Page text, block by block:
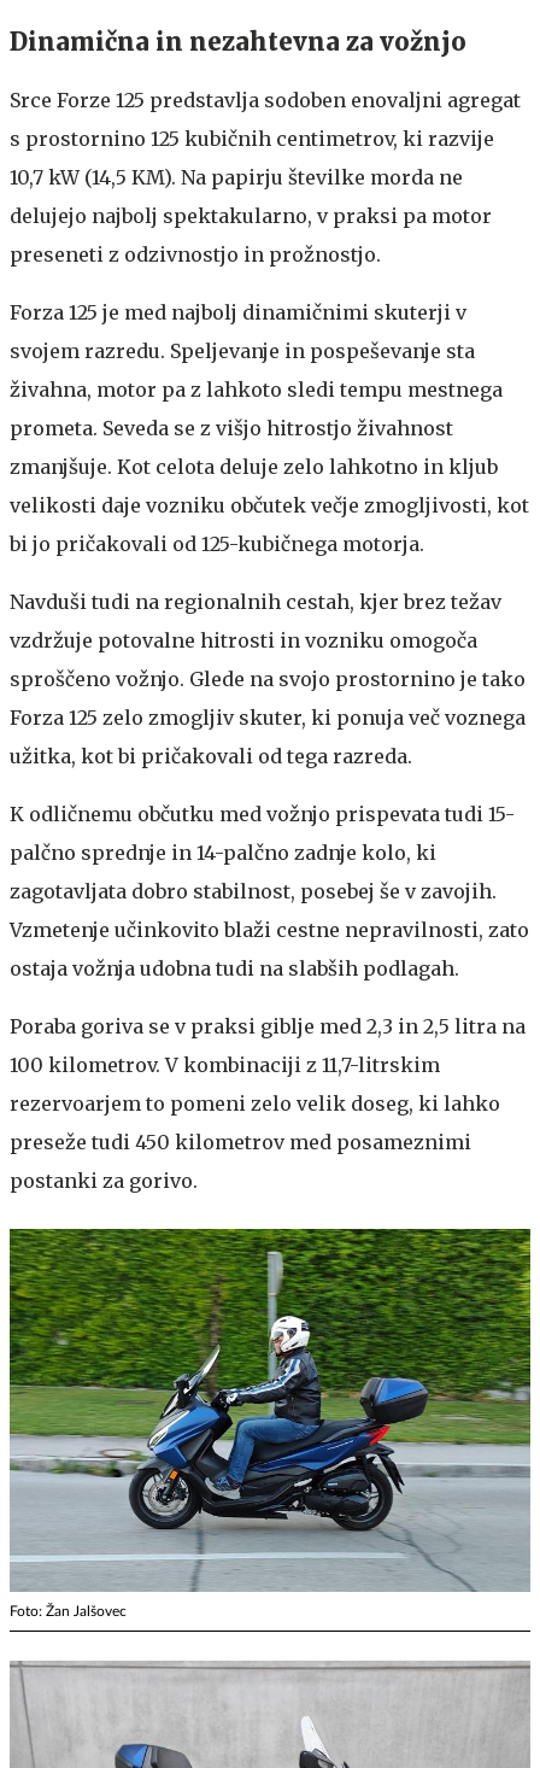
Dinamična in nezahtevna za vožnjo
Srce Forze 125 predstavlja sodoben enovaljni agregat
s prostornino 125 kubičnih centimetrov, ki razvije
10,7 kW (14,5 KM). Na papirju številke morda ne
delujejo najbolj spektakularno, v praksi pa motor
preseneti z odzivnostjo in prožnostjo.
Forza 125 je med najbolj dinamičnimi skuterji v
svojem razredu. Speljevanje in pospeševanje sta
živahna, motor pa z lahkoto sledi tempu mestnega
prometa. Seveda se z višjo hitrostjo živahnost
zmanjšuje. Kot celota deluje zelo lahkotno in kljub
velikosti daje vozniku občutek večje zmogljivosti, kot
bi jo pričakovali od 125-kubičnega motorja.
Navduši tudi na regionalnih cestah, kjer brez težav
vzdržuje potovalne hitrosti in vozniku omogoča
sproščeno vožnjo. Glede na svojo prostornino je tako
Forza 125 zelo zmogljiv skuter, ki ponuja več voznega
užitka, kot bi pričakovali od tega razreda.
K odličnemu občutku med vožnjo prispevata tudi 15-
palčno sprednje in 14-palčno zadnje kolo, ki
zagotavljata dobro stabilnost, posebej še v zavojih.
Vzmetenje učinkovito blaži cestne nepravilnosti, zato
ostaja vožnja udobna tudi na slabših podlagah.
Poraba goriva se v praksi giblje med 2,3 in 2,5 litra na
100 kilometrov. V kombinaciji z 11,7-litrskim
rezervoarjem to pomeni zelo velik doseg, ki lahko
preseže tudi 450 kilometrov med posameznimi
postanki za gorivo.
Foto: Žan Jalšovec